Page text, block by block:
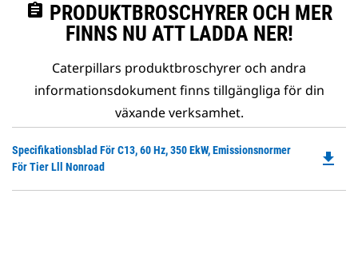
assignment PRODUKTBROSCHYRER OCH MER
FINNS NU ATT LADDA NER!
Caterpillars produktbroschyrer och andra
informationsdokument finns tillgängliga för din
växande verksamhet.
Specifikationsblad För C13, 60 Hz, 350 EkW, Emissionsnormer
För Tier Lll Nonroad
file_download